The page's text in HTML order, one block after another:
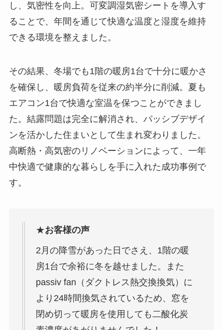
し、気密性を向上。可変調湿気密シートを導入す
ることで、年間を通じて快適な温度と湿度を維持
できる環境を整えました。
その結果、冬場でも1階の暖房1台で十分に暖かさ
を確保し、暖房負荷を従来の約半分に削減。夏も
エアコン1台で快適な室温を保つことができまし
た。結露問題は完全に解消され、パッシブデザイ
ンを活かした住まいとして生まれ変わりました。
高断熱・高気密のリノベーションによって、一年
中快適で健康的な暮らしを手に入れた成功事例で
す。
★お客様の声
2月の降雪があった日でさえ、1階の暖
房1台で余裕に冬を越せました。また
passiv fan（ダクトレス熱交換換気）に
より24時間換気されているため、窓を
閉め切って暖房を使用しても二酸化炭